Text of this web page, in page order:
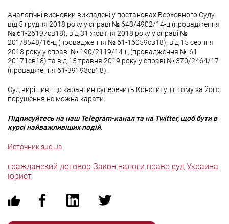
Аналогічні висновки викладені у постановах Верховного Суду
від 5 грудня 2018 року у справі № 643/4902/14-ц (провадження
№ 61-26197св18), від 31 жовтня 2018 року у справі №
201/8548/16-ц (провадження № 61-16059св18), від 15 серпня
2018 року у справі № 190/2119/14-ц (провадження № 61-
20171св18) та від 15 травня 2019 року у справі № 370/2464/17
(провадження 61-39193св18).
Суд вирішив, що карантин суперечить Конституції, тому за його
порушення не можна карати.
Підписуйтесь на наш Telegram-канал та на Twitter, щоб бути в
курсі найважливіших подій.
Источник sud.ua
гражданский договор Закон налоги право суд Украина
юрист